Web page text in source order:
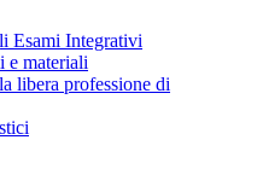
Esami Integrativi
e materiali
libera professione di